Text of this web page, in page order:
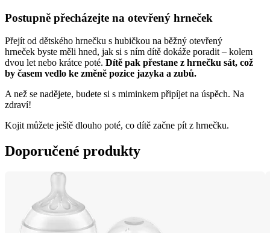
Postupně přecházejte na otevřený hrneček
Přejít od dětského hrnečku s hubičkou na běžný otevřený
hrneček byste měli hned, jak si s ním dítě dokáže poradit – kolem
dvou let nebo krátce poté. Dítě pak přestane z hrnečku sát, což
by časem vedlo ke změně pozice jazyka a zubů.
A než se nadějete, budete si s miminkem připíjet na úspěch. Na
zdraví!
Kojit můžete ještě dlouho poté, co dítě začne pít z hrnečku.
Doporučené produkty